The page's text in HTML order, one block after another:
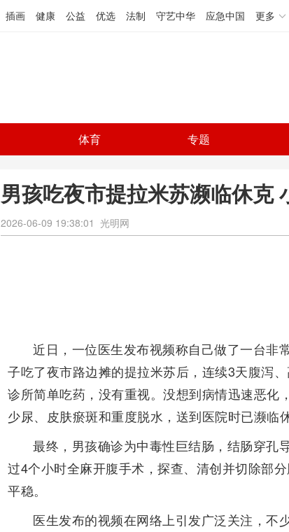
插画 健康 公益 优选 法制 守艺中华 应急中国 更多
体育 专题
男孩吃夜市提拉米苏濒临休克
2026-06-09 19:38:01 光明网
近日，一位医生发布视频称自己做了一台非
子吃了夜市路边摊的提拉米苏后，连续3天腹泻
诊所简单吃药，没有重视。没想到病情迅速恶化
少尿、皮肤瘀斑和重度脱水，送到医院时已濒临休
最终，男孩确诊为中毒性巨结肠，结肠穿孔
过4个小时全麻开腹手术，探查、清创并切除部
平稳。
医生发布的视频在网络上引发广泛关注，不